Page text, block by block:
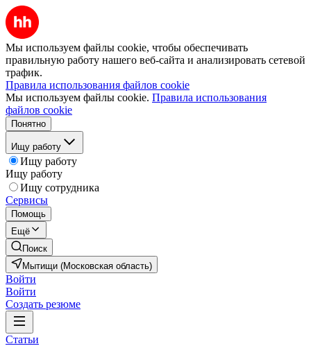
Мы используем файлы cookie, чтобы обеспечивать
правильную работу нашего веб-сайта и анализировать сетевой
трафик.
Правила использования файлов cookie
Мы используем файлы cookie. Правила использования
файлов cookie
Понятно
Ищу работу
Ищу работу
Ищу работу
Ищу сотрудника
Сервисы
Помощь
Ещё
Поиск
Мытищи (Московская область)
Войти
Войти
Создать резюме
Статьи